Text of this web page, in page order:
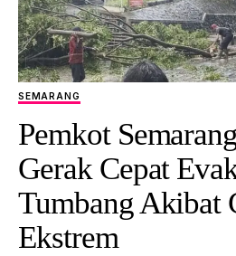
SEMARANG
Pemkot
Gerak Cepat
Tumbang Akibat
Ekstrem